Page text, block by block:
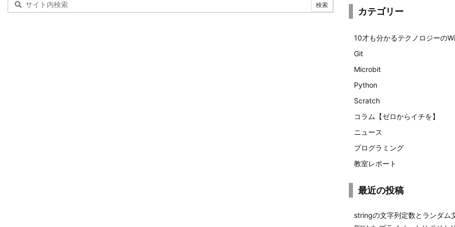
カテゴリー
10才も分かるテクノロジーの
Git
Microbit
Python
Scratch
コラム【ゼロからイチを】
ニュース
プログラミング
教室レポート
最近の投稿
stringの文字列定数とランダム